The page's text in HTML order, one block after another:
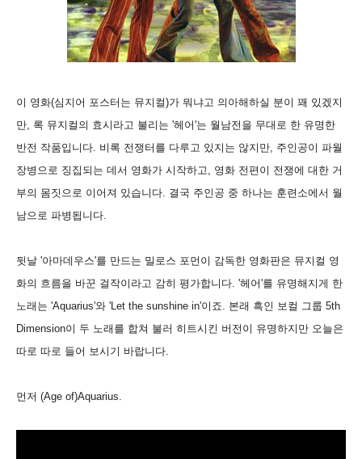
이 영화(심지어 포스터는 뮤지컬)가 뭐냐고 의아해하실 분이 꽤 있겠지
만, 록 뮤지컬의 효시라고 불리는 '헤어'는 월남전을 무대로 한 유명한
반전 작품입니다. 비록 전쟁터를 다루고 있지는 않지만, 주인공이 파월
장병으로 징집되는 데서 영화가 시작하고, 영화 전편이 전쟁에 대한 거
부의 몸짓으로 이어져 있습니다. 결국 주인공 중 하나는 훈련소에서 월
남으로 파병됩니다.
뒷날 '아마데우스'를 만드는 밀로스 포먼이 감독한 영화판은 뮤지컬 영
화의 흐름을 바꾼 걸작이라고 감히 평가합니다. '헤어'를 유명해지게 한
노래는 'Aquarius'와 'Let the sunshine in'이죠. 본래 흑인 보컬 그룹 5th
Dimension이 두 노래를 합쳐 불러 히트시킨 버전이 유명하지만 오늘은
따로 따로 들어 보시기 바랍니다.
먼저 (Age of)Aquarius.